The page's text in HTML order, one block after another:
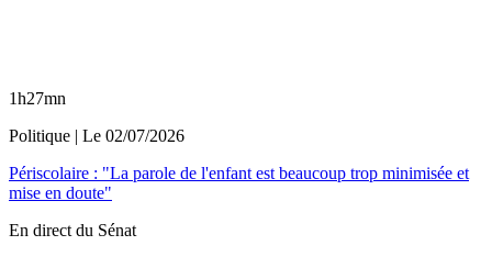
1h27mn
Politique | Le 02/07/2026
Périscolaire : "La parole de l'enfant est beaucoup trop minimisée et
mise en doute"
En direct du Sénat